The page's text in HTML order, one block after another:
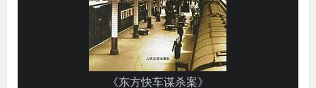
《东方快车谋杀案》